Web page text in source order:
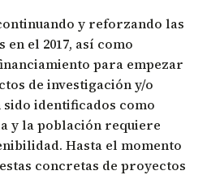
y reforzando las
el 2017, así como
para empezar
de investigación y/o
identificados como
y la población requiere
Hasta el momento
concretas de proyectos